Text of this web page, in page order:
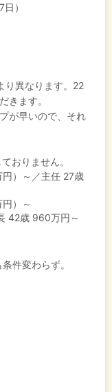
）
り異なります。22
きます。
が早いので、それ
おりません。
）～／主任 27歳
）～
42歳 960万円～
件変わらず。